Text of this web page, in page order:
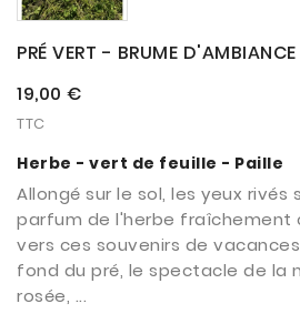
PRÉ VERT - BRUME D'AMBIANCE
19,00 €
TTC
Herbe - vert de feuille - Paille
Allongé sur le sol, les yeux rivés
parfum de l'herbe fraîchement
vers ces souvenirs de
fond du pré, le spectacle de la
rosée, ...